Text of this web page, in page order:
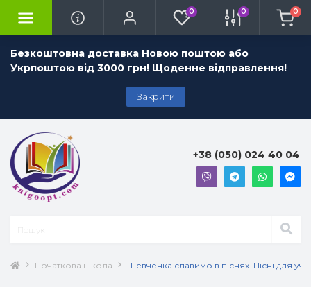
Безкоштовна доставка Новою поштою або
Укрпоштою від 3000 грн! Щоденне відправлення!
Закрити
0 0 0
+38 (050) 024 40 04
Початкова школа Шевченка славимо в піснях. Пісні для